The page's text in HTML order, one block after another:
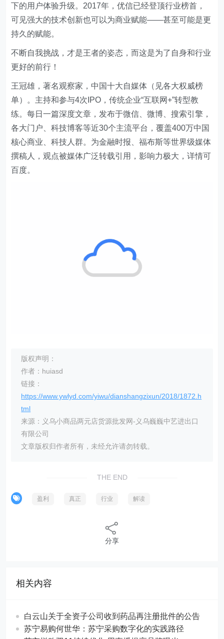
下的用户体验升级。2017年，优信已经登顶行业榜首，
可见强大的技术创新也可以为商业赋能——甚至可能是更
持久的赋能。
不断自我挑战，才是王者的姿态，而这是为了自身和行业
更好的前行！
王冠雄，著名观察家，中国十大自媒体（见各大权威榜
单）。主持和参与4次IPO，传统企业“互联网+”转型教
练。每日一篇深度文章，发布于微信、微博、搜索引擎，
各大门户、科技博客等近30个主流平台，覆盖400万中国
核心商业、科技人群。为金融时报、福布斯等世界级媒体
撰稿人，观点被媒体广泛转载引用，影响力极大，详情可
百度。
版权声明：
作者：huiasd
链接：
https://www.ywlyd.com/yiwu/dianshangzixun/2018/1872.h
tml
来源：义乌小商品两元店货源批发网-义乌巍巍中艺进出口
有限公司
文章版权归作者所有，未经允许请勿转载。
THE END
盈利 真正 行业 解读
分享
相关内容
白云山关于全资子公司收到药品再注册批件的公告
苏宁易购何世华：苏宁采购数字化的实践路径